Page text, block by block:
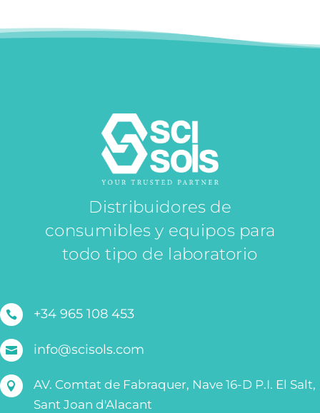
Distribuidores de
consumibles y equipos para
todo tipo de laboratorio
 +34 965 108 453
 info@scisols.com

AV. Comtat de Fabraquer, Nave 16-D P.I. El Salt,
Sant Joan d'Alacant